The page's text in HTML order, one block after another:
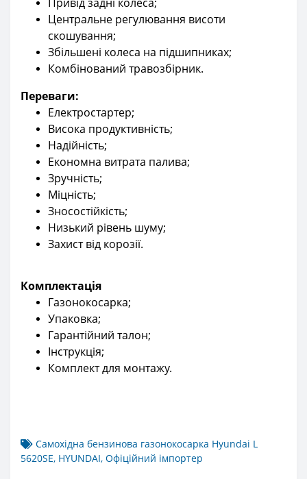
Центральне регулювання висоти
скошування;
Збільшені колеса на підшипниках;
Комбінований травозбірник.
Переваги:
Електростартер;
Висока продуктивність;
Надійність;
Економна витрата палива;
Зручність;
Міцність;
Зносостійкість;
Низький рівень шуму;
Захист від корозії.
Комплектацiя
Газонокосарка;
Упаковка;
Гарантійний талон;
Інструкція;
Комплект для монтажу.
Самохідна бензинова газонокосарка Hyundai L
5620SE, HYUNDAI, Офіційний імпортер